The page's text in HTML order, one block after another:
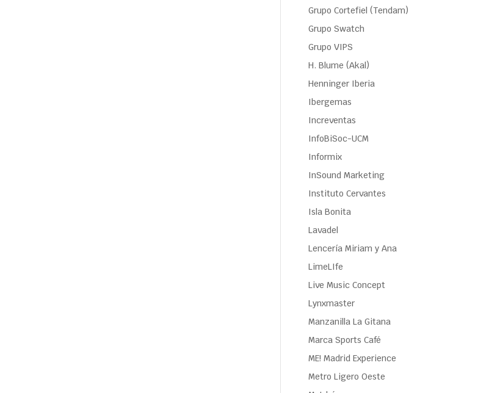
Grupo Cortefiel (Tendam)
Grupo Swatch
Grupo VIPS
H. Blume (Akal)
Henninger Iberia
Ibergemas
Increventas
InfoBiSoc-UCM
Informix
InSound Marketing
Instituto Cervantes
Isla Bonita
Lavadel
Lencería Miriam y Ana
LimeLIfe
Live Music Concept
Lynxmaster
Manzanilla La Gitana
Marca Sports Café
ME! Madrid Experience
Metro Ligero Oeste